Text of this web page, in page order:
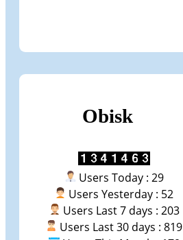
Obisk
Users Today : 29
Users Yesterday : 52
Users Last 7 days : 203
Users Last 30 days : 819